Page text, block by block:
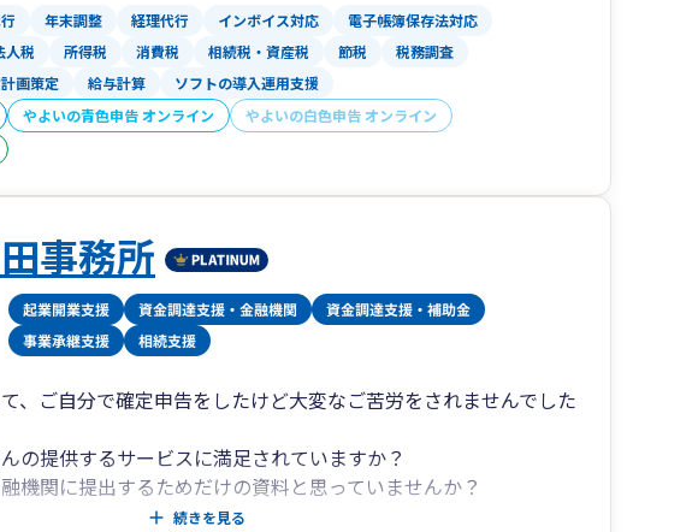
年末調整 経理代行 インボイス対応
電子帳簿保存法対応
人税 所得税 消費税 相続税・資産税 節税
税務調査
画策定 給与計算 ソフトの導入運用支援
やよいの青色申告 オンライン
やよいの白色申告 オンライン
事務所
、ご自分で確定申告をしたけど大変なご苦労をされませんでした
の提供するサービスに満足されていますか？
機関に提出するためだけの資料と思っていませんか？
お悩みを、以下にお示しした弊社の強みである”経営に役立つ情
続きを見る